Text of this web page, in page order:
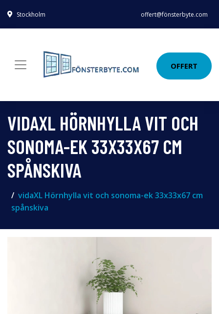
Stockholm offert@fönsterbyte.com
OFFERT
VIDAXL HÖRNHYLLA VIT OCH
SONOMA-EK 33X33X67 CM
SPÅNSKIVA
vidaXL Hörnhylla vit och sonoma-ek 33x33x67 cm
spånskiva